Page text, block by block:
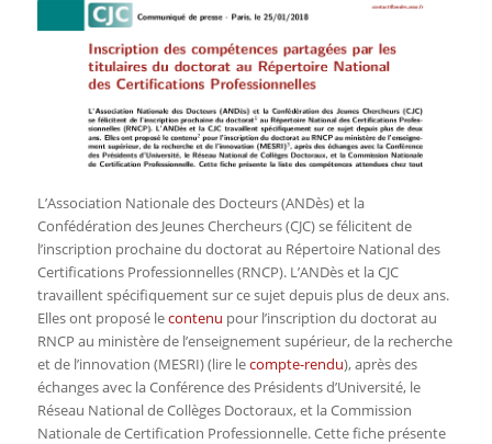
L’Association Nationale des Docteurs (ANDès) et la
Confédération des Jeunes Chercheurs (CJC) se félicitent de
l’inscription prochaine du doctorat au Répertoire National des
Certifications Professionnelles (RNCP). L’ANDès et la CJC
travaillent spécifiquement sur ce sujet depuis plus de deux ans.
Elles ont proposé lecontenu pour l’inscription du doctorat au
RNCP au ministère de l’enseignement supérieur, de la recherche
et de l’innovation (MESRI) (lire lecompte-rendu), après des
échanges avec la Conférence des Présidents d’Université, le
Réseau National de Collèges Doctoraux, et la Commission
Nationale de Certification Professionnelle. Cette fiche présente